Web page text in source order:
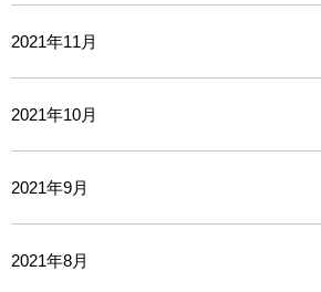
2021年11月
2021年10月
2021年9月
2021年8月